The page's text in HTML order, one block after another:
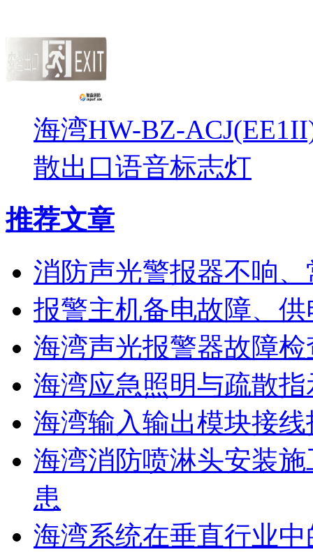
海湾HW-BZ-
散出口语音标志灯
推荐文章
消防声光警报器不响
报警主机备电故障、
海湾声光报警器故障
海湾应急照明与疏散
海湾输入输出模块接
海湾消防喷淋头安装
患
海湾系统在垂直行业